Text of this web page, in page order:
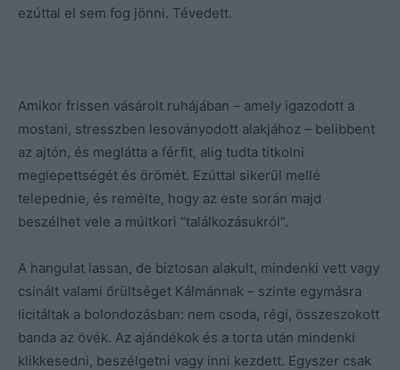
ezúttal el sem fog jönni. Tévedett.
Amikor frissen vásárolt ruhájában – amely igazodott a
mostani, stresszben lesoványodott alakjához – belibbent
az ajtón, és meglátta a férfit, alig tudta titkolni
meglepettségét és örömét. Ezúttal sikerül mellé
telepednie, és remélte, hogy az este során majd
beszélhet vele a múltkori “találkozásukról”.
A hangulat lassan, de biztosan alakult, mindenki vett vagy
csinált valami őrültséget Kálmánnak – szinte egymásra
licitáltak a bolondozásban: nem csoda, régi, összeszokott
banda az övék. Az ajándékok és a torta után mindenki
klikkesedni, beszélgetni vagy inni kezdett. Egyszer csak